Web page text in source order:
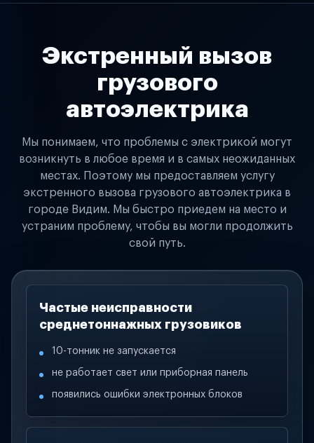
Экстренный вызов
грузового
автоэлектрика
Мы понимаем, что проблемы с электрикой могут
возникнуть в любое время и в самых неожиданных
местах. Поэтому мы предоставляем услугу
экстренного вызова грузового автоэлектрика в
городе Видим. Мы быстро приедем на место и
устраним проблему, чтобы вы могли продолжить
свой путь.
Частые неисправности
среднетоннажных грузовиков
10-тонник не запускается
не работает свет или приборная панель
появились ошибки электронных блоков